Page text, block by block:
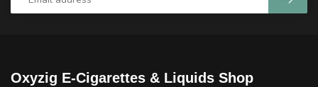
Oxyzig E-Cigarettes & Liquids Shop